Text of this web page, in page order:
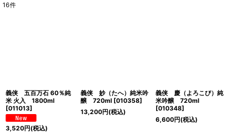
16件
義侠 五百万石 60％純
米 火入 1800ml
[011013]
3,520円(税込)
義侠 妙（たへ）純米吟
醸 720ml [010358]
13,200円(税込)
義侠 慶（よろこび）純
米吟醸 720ml
[010348]
6,600円(税込)